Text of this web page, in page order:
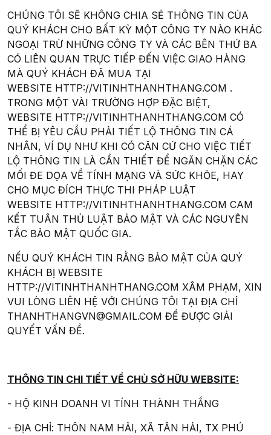
CHÚNG TÔI SẼ KHÔNG CHIA SẺ THÔNG TIN CỦA
QUÝ KHÁCH CHO BẤT KỲ MỘT CÔNG TY NÀO KHÁC
NGOẠI TRỪ NHỮNG CÔNG TY VÀ CÁC BÊN THỨ BA
CÓ LIÊN QUAN TRỰC TIẾP ĐẾN VIỆC GIAO HÀNG
MÀ QUÝ KHÁCH ĐÃ MUA TẠI
WEBSITE HTTP://VITINHTHANHTHANG.COM .
TRONG MỘT VÀI TRƯỜNG HỢP ĐẶC BIỆT,
WEBSITE HTTP://VITINHTHANHTHANG.COM CÓ
THỂ BỊ YÊU CẦU PHẢI TIẾT LỘ THÔNG TIN CÁ
NHÂN, VÍ DỤ NHƯ KHI CÓ CĂN CỨ CHO VIỆC TIẾT
LỘ THÔNG TIN LÀ CẦN THIẾT ĐỂ NGĂN CHẶN CÁC
MỐI ĐE DỌA VỀ TÍNH MẠNG VÀ SỨC KHỎE, HAY
CHO MỤC ĐÍCH THỰC THI PHÁP LUẬT
WEBSITE HTTP://VITINHTHANHTHANG.COM CAM
KẾT TUÂN THỦ LUẬT BẢO MẬT VÀ CÁC NGUYÊN
TẮC BẢO MẬT QUỐC GIA.
NẾU QUÝ KHÁCH TIN RẰNG BẢO MẬT CỦA QUÝ
KHÁCH BỊ WEBSITE
HTTP://VITINHTHANHTHANG.COM XÂM PHẠM, XIN
VUI LÒNG LIÊN HỆ VỚI CHÚNG TÔI TẠI ĐỊA CHỈ
THANHTHANGVN@GMAIL.COM ĐỂ ĐƯỢC GIẢI
QUYẾT VẤN ĐỀ.
THÔNG TIN CHI TIẾT VỀ CHỦ SỞ HỮU WEBSITE:
- HỘ KINH DOANH VI TÍNH THÀNH THẮNG
- ĐỊA CHỈ: THÔN NAM HẢI, XÃ TÂN HẢI, TX PHÚ